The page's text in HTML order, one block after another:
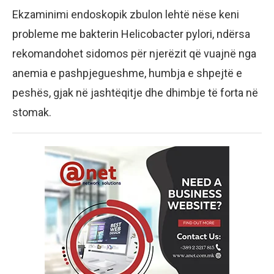
Ekzaminimi endoskopik zbulon lehtë nëse keni
probleme me bakterin Helicobacter pylori, ndërsa
rekomandohet sidomos për njerëzit që vuajnë nga
anemia e pashpjegueshme, humbja e shpejtë e
peshës, gjak në jashtëqitje dhe dhimbje të forta në
stomak.